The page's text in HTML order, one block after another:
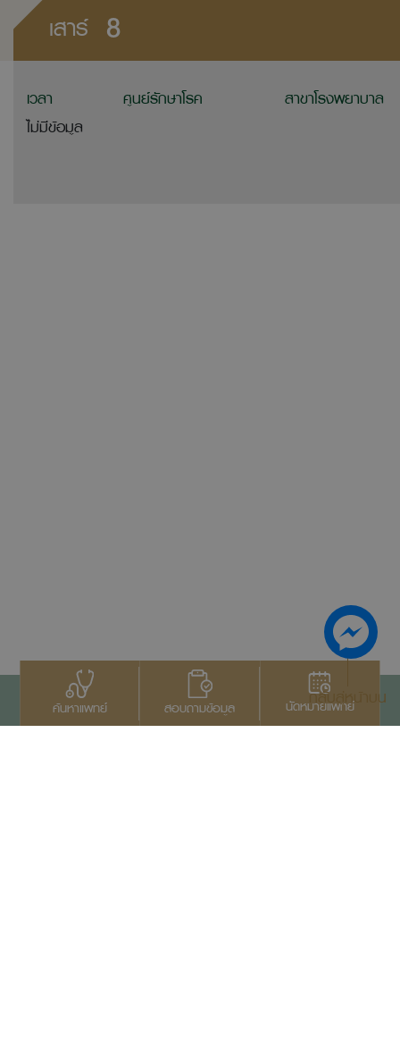
เสาร์ 8
เวลา ศูนย์รักษาโรค
สาขาโรงพยาบาล
ไม่มีข้อมูล
ค้นหาแพทย์ สอบถามข้อมูล นัดหมายแพทย์
กลับสู่หน้าบน